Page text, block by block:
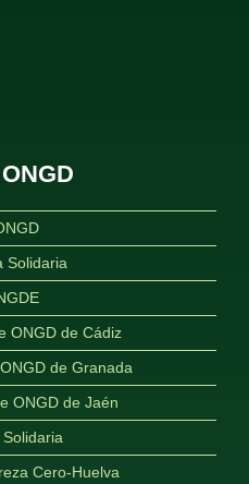
Solidaria
ONGD de Cádiz
de Granada
ONGD de Jaén
Cero-Huelva